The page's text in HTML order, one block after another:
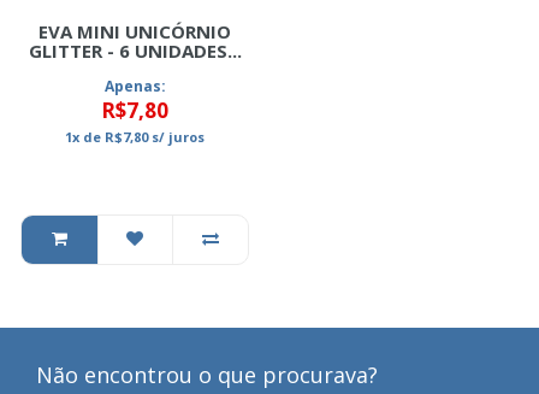
EVA MINI UNICÓRNIO
GLITTER - 6 UNIDADES...
Apenas:
R$7,80
1x de R$7,80s/ juros
Não encontrou o que procurava?